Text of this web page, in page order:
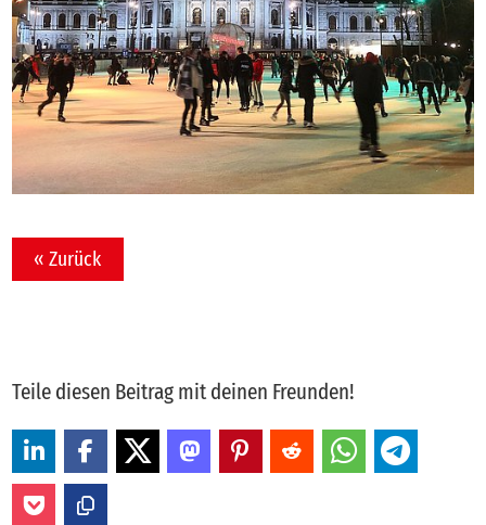
« Zurück
Teile diesen Beitrag mit deinen Freunden!